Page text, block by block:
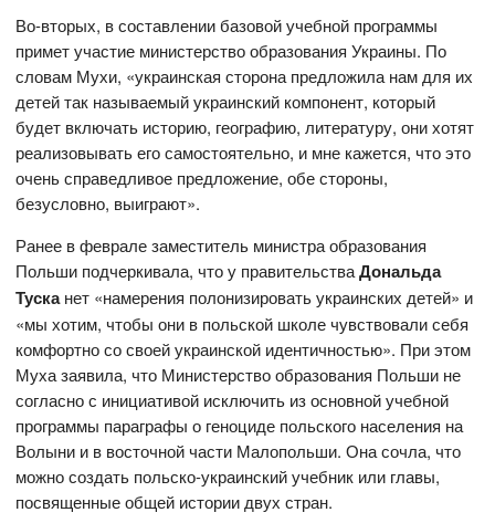
Во-вторых, в составлении базовой учебной программы
примет участие министерство образования Украины. По
словам Мухи, «украинская сторона предложила нам для их
детей так называемый украинский компонент, который
будет включать историю, географию, литературу, они хотят
реализовывать его самостоятельно, и мне кажется, что это
очень справедливое предложение, обе стороны,
безусловно, выиграют».
Ранее в феврале заместитель министра образования
Польши подчеркивала, что у правительстваДональда
Тусканет «намерения полонизировать украинских детей» и
«мы хотим, чтобы они в польской школе чувствовали себя
комфортно со своей украинской идентичностью». При этом
Муха заявила, что Министерство образования Польши не
согласно с инициативой исключить из основной учебной
программы параграфы о геноциде польского населения на
Волыни и в восточной части Малопольши. Она сочла, что
можно создать польско-украинский учебник или главы,
посвященные общей истории двух стран.